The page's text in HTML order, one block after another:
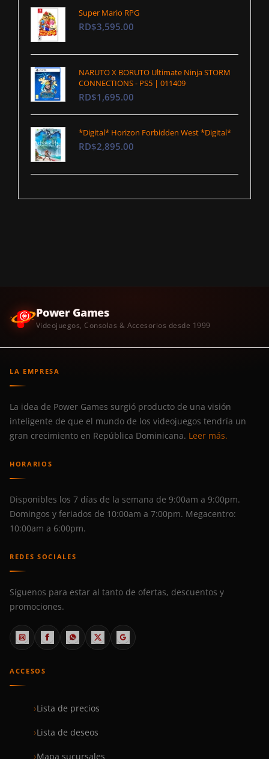
Super Mario RPG
RD$3,595.00
NARUTO X BORUTO Ultimate Ninja STORM
CONNECTIONS - PS5 | 011409
RD$1,695.00
*Digital* Horizon Forbidden West *Digital*
RD$2,895.00
Power Games
Videojuegos, Consolas & Accesorios desde 1999
LA EMPRESA
La idea de Power Games surgió producto de una visión
inteligente de que el mundo de los videojuegos tendría un
gran crecimiento en República Dominicana. Leer más.
HORARIOS
Disponibles los 7 días de la semana de 9:00am a 9:00pm.
Domingos y feriados de 10:00am a 7:00pm. Megacentro:
10:00am a 6:00pm.
REDES SOCIALES
Síguenos para estar al tanto de ofertas, descuentos y
promociones.
ACCESOS
Lista de precios
Lista de deseos
Mapa sucursales